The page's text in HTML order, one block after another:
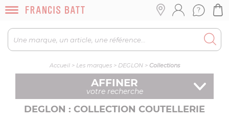
Accueil> Les marques> DEGLON> Collections
AFFINER
votre recherche
DEGLON : COLLECTION COUTELLERIE